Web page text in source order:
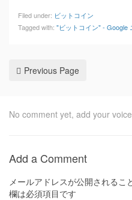
Filed under: ビットコイン
Tagged with: "ビットコイン" - Google
Previous Page
No comment yet, add your
Add a Comment
メールアドレスが公開されるこ
欄は必須項目です